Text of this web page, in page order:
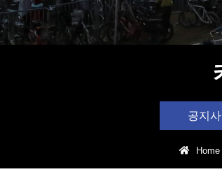
공지
Home